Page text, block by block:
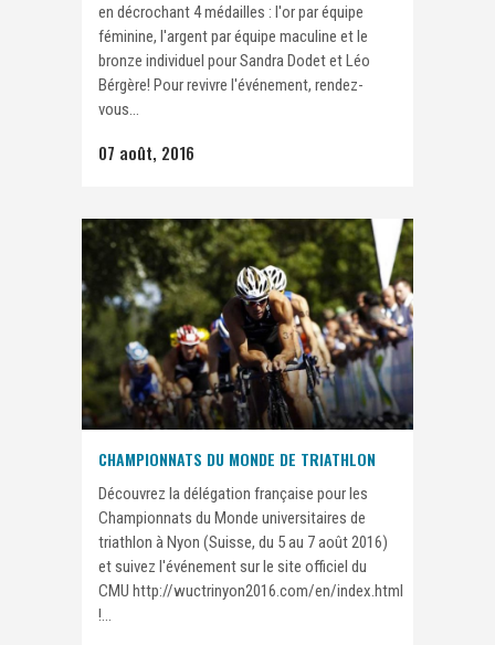
en décrochant 4 médailles : l'or par équipe
féminine, l'argent par équipe maculine et le
bronze individuel pour Sandra Dodet et Léo
Bérgère! Pour revivre l'événement, rendez-
vous...
07 août, 2016
CHAMPIONNATS DU MONDE DE TRIATHLON
Découvrez la délégation française pour les
Championnats du Monde universitaires de
triathlon à Nyon (Suisse, du 5 au 7 août 2016)
et suivez l'événement sur le site officiel du
CMU http://wuctrinyon2016.com/en/index.html
!...